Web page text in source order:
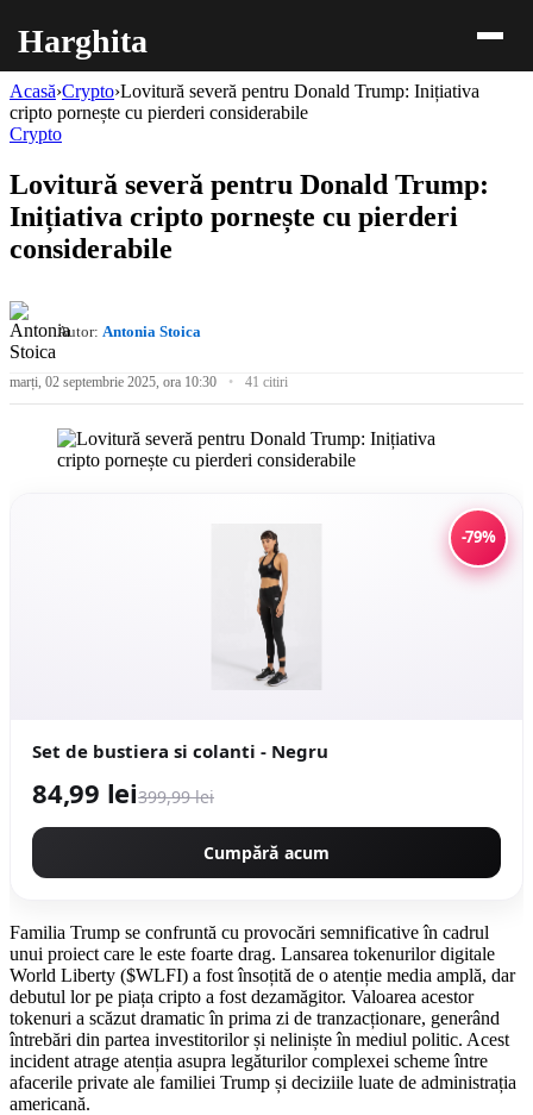
Harghita
Acasă›Crypto›Lovitură severă pentru Donald Trump: Inițiativa
cripto pornește cu pierderi considerabile
Crypto
Lovitură severă pentru Donald Trump:
Inițiativa cripto pornește cu pierderi
considerabile
Autor: Antonia Stoica
marți, 02 septembrie 2025, ora 10:30 41 citiri
-79%
Set de bustiera si colanti - Negru
84,99 lei399,99 lei
Cumpără acum
Familia Trump se confruntă cu provocări semnificative în cadrul
unui proiect care le este foarte drag. Lansarea tokenurilor digitale
World Liberty ($WLFI) a fost însoțită de o atenție media amplă, dar
debutul lor pe piața cripto a fost dezamăgitor. Valoarea acestor
tokenuri a scăzut dramatic în prima zi de tranzacționare, generând
întrebări din partea investitorilor și neliniște în mediul politic. Acest
incident atrage atenția asupra legăturilor complexei scheme între
afacerile private ale familiei Trump și deciziile luate de administrația
americană.